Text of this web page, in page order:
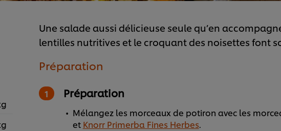
Une salade aussi délicieuse seule qu’en
lentilles nutritives et le croquant des noisettes font
Préparation
Préparation
Mélangez les morceaux de potiron avec les
et Knorr Primerba Fines Herbes.